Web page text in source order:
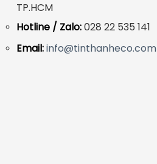
TP.HCM
Hotline / Zalo:028 22 535 141
Email:info@tinthanheco.com